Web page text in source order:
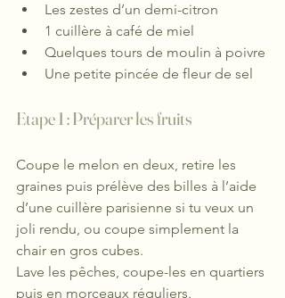
Les zestes d’un demi-citron
1 cuillère à café de miel
Quelques tours de moulin à poivre
Une petite pincée de fleur de sel
Etape 1 : Préparer les fruits
Coupe le melon en deux, retire les
graines puis prélève des billes à l’aide
d’une cuillère parisienne si tu veux un
joli rendu, ou coupe simplement la
chair en gros cubes.
Lave les pêches, coupe-les en quartiers
puis en morceaux réguliers.